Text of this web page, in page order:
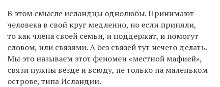
В этом смысле исландцы однолюбы. Принимают
человека в свой круг медленно, но если приняли,
то как члена своей семьи, и поддержат, и помогут
словом, или связями. А без связей тут нечего делать.
Мы это называем этот феномен «местной мафией»,
связи нужны везде и всюду, не только на маленьком
острове, типа Исландии.